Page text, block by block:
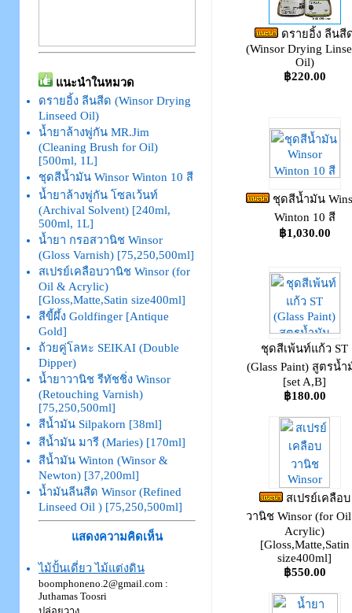
แนะนำในหมวด
ดรายอิ้ง ลีนสีด (Winsor Drying
Linseed Oil)
น้ำยาล้างพู่กัน MR.Jim
(Cleaning Brush for Oil)
[500ml, 1L]
ชุดสีน้ำมัน Winsor Winton 10 สี
น้ำยาล้างพู่กัน โซลเว้นท์
(Archival Solvent) [240ml,
500ml, 1L]
น้ำยา กรอสวานิช Winsor
(Gloss Varnish) [75,250,500ml]
สเปรย์เคลือบวานิช Winsor (for
Oil & Acrylic)
[Gloss,Matte,Satin size400ml]
สีขี้ผึ้ง Goldfinger [Antique
Gold]
ถ้วยคู่โลหะ SEIKAI (Double
Dipper)
น้ำยาวานิช รีทัชชิ่ง Winsor
(Retouching Varnish)
[75,250,500ml]
สีน้ำมัน Silpakorn [38ml]
สีน้ำมัน มารี (Maries) [170ml]
สีน้ำมัน Winton (Winsor &
Newton) [37,200ml]
น้ำมันลีนสีด Winsor (Refined
Linseed Oil ) [75,250,500ml]
แสดงความคิดเห็น
ไม้ปั้นเดี่ยว ไม้แต่งดิน
boomphoneno.2@gmail.com :
Juthamas Toosri
ดรายอิ้ง ลีนสี
(Winsor Drying
Oil)
฿220.00
ชุดสีน้ำมัน
Winton 10 สี
฿1,030.00
ชุดสีเพ้นท์แก้ว ST
(Glass Paint) สูตรน้ำ
[set A,B]
฿180.00
สเปรย์เคลือบ
วานิช Winsor (for
Acrylic)
[Gloss,Matte,Satin
size400ml]
฿550.00